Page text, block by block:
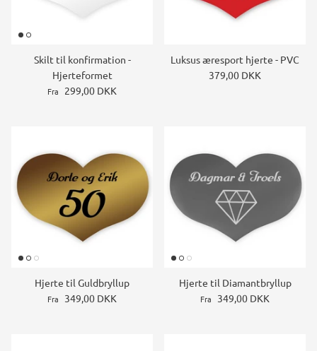
Skilt til konfirmation -
Hjerteformet
Fra 299,00 DKK
Luksus æresport hjerte - PVC
379,00 DKK
Hjerte til Guldbryllup
Fra 349,00 DKK
Hjerte til Diamantbryllup
Fra 349,00 DKK